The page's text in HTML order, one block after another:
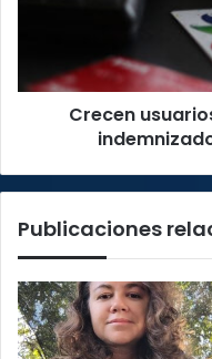
robo
Crecen
Publicaciones